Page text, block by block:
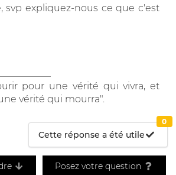
svp expliquez-nous ce que c'est
pour une vérité qui vivra, et
vérité qui mourra".
Cette réponse a été utile
0
Posez votre question